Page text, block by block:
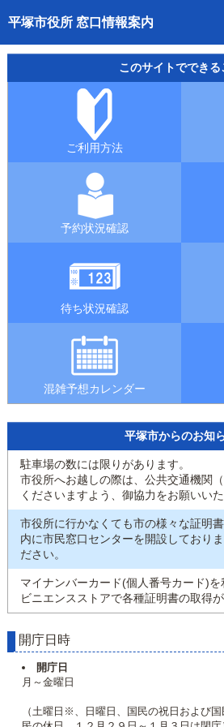
平塚市役所 窓口情報案内
トップページへ
ご利用方法
事前予約
予約状況確認
窓口混雑状況
待ち状況確認
交付状況確認
混雑予想カレンダー
このサイトでできる
ご利用方法
予約状況確認
待ち状況確認
混雑予想カレンダー
平塚市からのお知
駐車場の数には限りがあります。
市役所へお越しの際は、公共交通機関
くださいますよう、御協力をお願いいた
市役所に行かなくても市の様々な証明
内に市民窓口センターを開設しており
ださい。
マイナンバーカード(個人番号カード)
ビニエンスストアで各種証明書の取得が
開庁日時
開庁日
月～金曜日
（土曜日※、日曜日、国民の祝日および